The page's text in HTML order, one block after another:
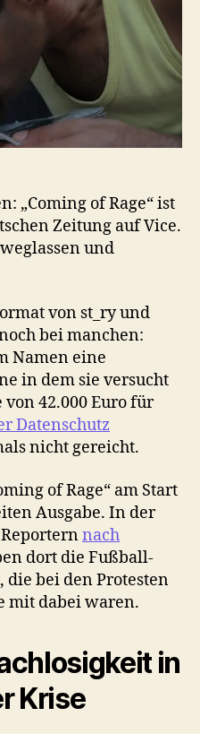
„Coming of Rage“ ist
Zeitung auf Vice.
und
von st_ry und
bei manchen:
Namen eine
in dem sie versucht
42.000 Euro für
Datenschutz
nicht gereicht.
of Rage“ am Start
Ausgabe. In der
nach
dort die Fußball-
die bei den Protesten
mit dabei waren.
in
Krise